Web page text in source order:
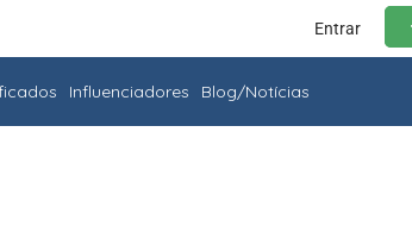
Entrar
Influenciadores Blog/Notícias